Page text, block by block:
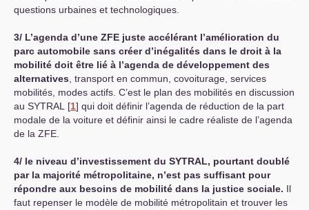
questions urbaines et technologiques.
3/ L’agenda d’une ZFE juste accélérant l’amélioration du
parc automobile sans créer d’inégalités dans le droit à la
mobilité doit être lié à l’agenda de développement des
alternatives , transport en commun, covoiturage, services
mobilités, modes actifs. C’est le plan des mobilités en discussion
au SYTRAL [1] qui doit définir l’agenda de réduction de la part
modale de la voiture et définir ainsi le cadre réaliste de l’agenda
de la ZFE
4/ le niveau d’investissement du SYTRAL, pourtant doublé
par la majorité métropolitaine, n’est pas suffisant pour
répondre aux besoins de mobilité dans la justice sociale. Il
faut repenser le modèle de mobilité métropolitain et trouver les